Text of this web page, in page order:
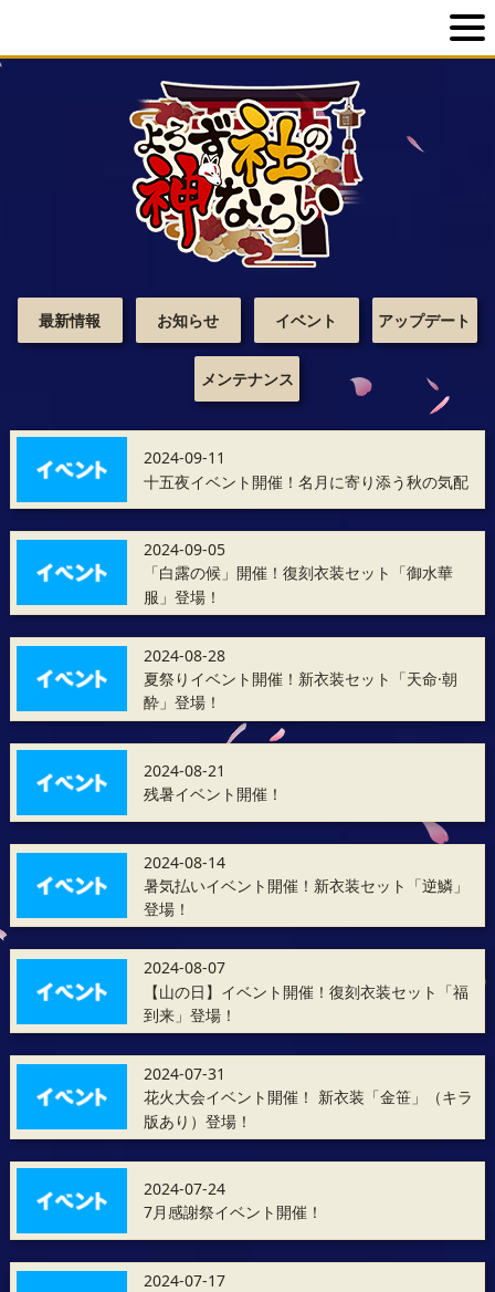
最新情報 お知らせ イベント アップデート
メンテナンス
2024-09-11
十五夜イベント開催！名月に寄り添う秋の気配
2024-09-05
「白露の候」開催！復刻衣装セット「御水華
服」登場！
2024-08-28
夏祭りイベント開催！新衣装セット「天命·朝
酔」登場！
2024-08-21
残暑イベント開催！
2024-08-14
暑気払いイベント開催！新衣装セット「逆鱗」
登場！
2024-08-07
【山の日】イベント開催！復刻衣装セット「福
到来」登場！
2024-07-31
花火大会イベント開催！ 新衣装「金笹」（キラ
版あり）登場！
2024-07-24
7月感謝祭イベント開催！
2024-07-17